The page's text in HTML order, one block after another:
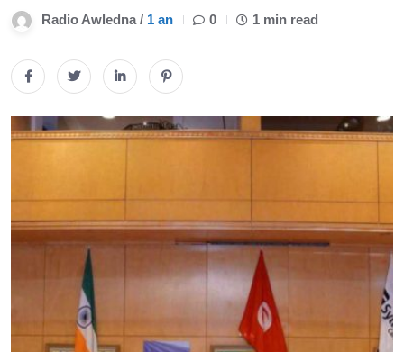
Radio Awledna / 1 an 0 1 min read